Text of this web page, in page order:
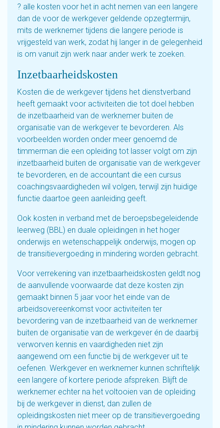
? alle kosten voor het in acht nemen van een langere
dan de voor de werkgever geldende opzegtermijn,
mits de werknemer tijdens die langere periode is
vrijgesteld van werk, zodat hij langer in de gelegenheid
is om vanuit zijn werk naar ander werk te zoeken.
Inzetbaarheidskosten
Kosten die de werkgever tijdens het dienstverband
heeft gemaakt voor activiteiten die tot doel hebben
de inzetbaarheid van de werknemer buiten de
organisatie van de werkgever te bevorderen. Als
voorbeelden worden onder meer genoemd de
timmerman die een opleiding tot lasser volgt om zijn
inzetbaarheid buiten de organisatie van de werkgever
te bevorderen, en de accountant die een cursus
coachingsvaardigheden wil volgen, terwijl zijn huidige
functie daartoe geen aanleiding geeft.
Ook kosten in verband met de beroepsbegeleidende
leerweg (BBL) en duale opleidingen in het hoger
onderwijs en wetenschappelijk onderwijs, mogen op
de transitievergoeding in mindering worden gebracht.
Voor verrekening van inzetbaarheidskosten geldt nog
de aanvullende voorwaarde dat deze kosten zijn
gemaakt binnen 5 jaar voor het einde van de
arbeidsovereenkomst voor activiteiten ter
bevordering van de inzetbaarheid van de werknemer
buiten de organisatie van de werkgever én de daarbij
verworven kennis en vaardigheden niet zijn
aangewend om een functie bij de werkgever uit te
oefenen. Werkgever en werknemer kunnen schriftelijk
een langere of kortere periode afspreken. Blijft de
werknemer echter na het voltooien van de opleiding
bij de werkgever in dienst, dan zullen de
opleidingskosten niet meer op de transitievergoeding